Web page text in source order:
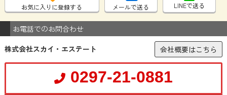
お気に入りに登録する メールで送る LINEで送る
お電話でのお問合わせ
株式会社スカイ・エステート
会社概要はこちら
0297-21-0881